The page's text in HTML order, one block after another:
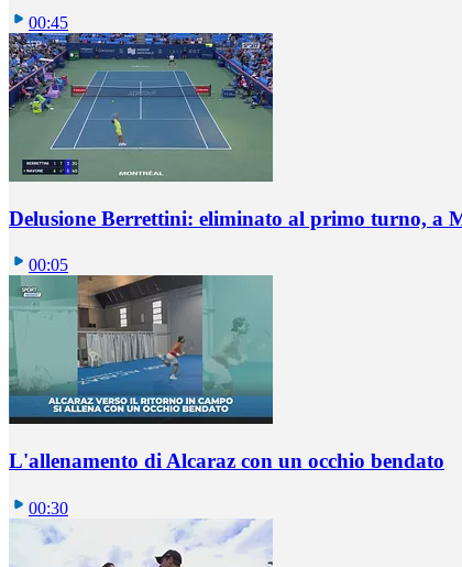
00:45
Delusione Berrettini: eliminato al primo turno, a
00:05
L'allenamento di Alcaraz con un occhio bendato
00:30